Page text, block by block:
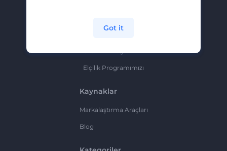
Elçilik Programımızı
Kaynaklar
Markalaştırma Araçları
Blog
Got it